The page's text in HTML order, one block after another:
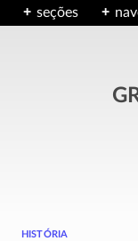
seções
história